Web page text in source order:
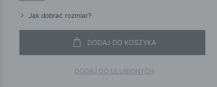
Jak dobrać rozmiar?
DODAJ DO KOSZYKA
DODAJ DO ULUBIONYCH